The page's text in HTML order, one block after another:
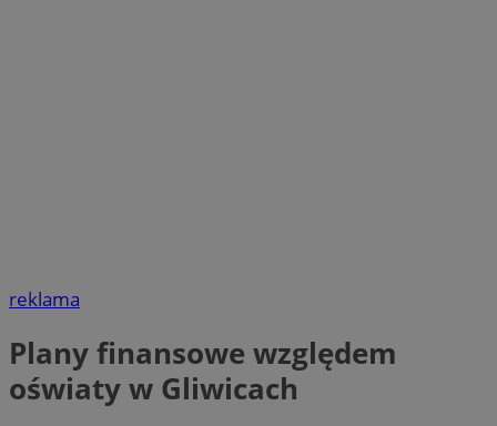
reklama
Plany finansowe względem
oświaty w Gliwicach